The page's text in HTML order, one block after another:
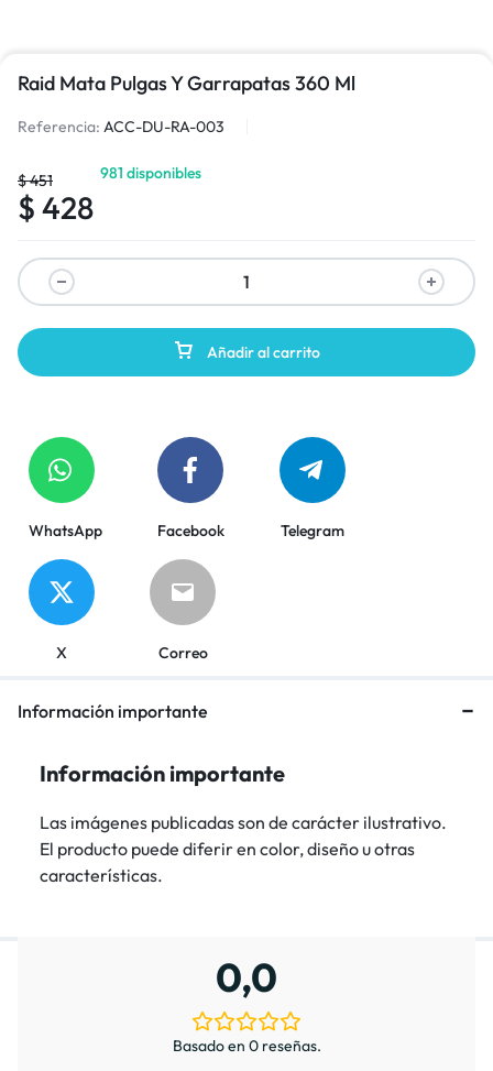
Raid Mata Pulgas Y Garrapatas 360 Ml
Referencia: ACC-DU-RA-003
$451
$ 428
981 disponibles
Añadir al carrito
WhatsApp Facebook Telegram
X Correo
Información importante
Información importante
Las imágenes publicadas son de carácter ilustrativo.
El producto puede diferir en color, diseño u otras
características.
0,0
Basado en 0 reseñas.